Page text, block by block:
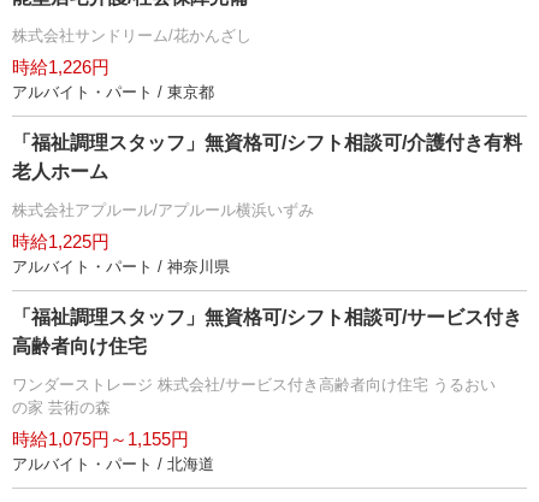
株式会社サンドリーム/花かんざし
時給1,226円
アルバイト・パート / 東京都
「福祉調理スタッフ」無資格可/シフト相談可/介護付き有料
老人ホーム
株式会社アプルール/アプルール横浜いずみ
時給1,225円
アルバイト・パート / 神奈川県
「福祉調理スタッフ」無資格可/シフト相談可/サービス付き
高齢者向け住宅
ワンダーストレージ 株式会社/サービス付き高齢者向け住宅 うるおい
の家 芸術の森
時給1,075円～1,155円
アルバイト・パート / 北海道